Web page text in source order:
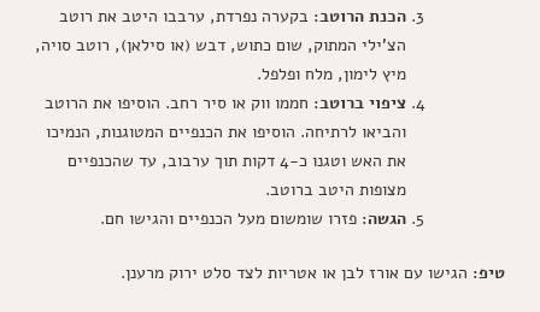
הכנת הרוטב: בקערה נפרדת, ערבבו היטב את רוטב
הצ'ילי המתוק, שום כתוש, דבש (או סילאן), רוטב סויה,
מיץ לימון, מלח ופלפל.
ציפוי ברוטב: חממו ווק או סיר רחב. הוסיפו את הרוטב
והביאו לרתיחה. הוסיפו את הכנפיים המטוגנות, הנמיכו
את האש וטגנו כ-4 דקות תוך ערבוב, עד שהכנפיים
מצופות היטב ברוטב.
הגשה: פזרו שומשום מעל הכנפיים והגישו חם.
טיפ: הגישו עם אורז לבן או אטריות לצד סלט ירוק מרענן.